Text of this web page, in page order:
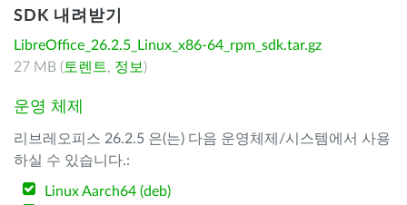
SDK 내려받기
LibreOffice_26.2.5_Linux_x86-64_rpm_sdk.tar.gz
27 MB ( 토렌트, 정보 )
운영 체제
리브레오피스 26.2.5 은(는) 다음 운영체제/시스템에서 사용
하실 수 있습니다.:
Linux Aarch64 (deb)